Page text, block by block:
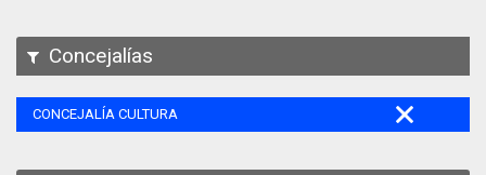
Concejalías
CONCEJALÍA CULTURA